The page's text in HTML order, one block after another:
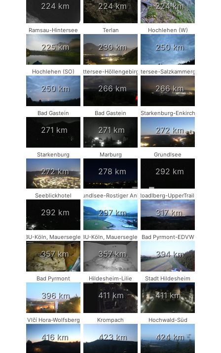
224 km 224 km 224 km
Ramsau-Hintersee
225 km
Terlan
230 km
Hochlehen (W)
250 km
Hochlehen (SO)
250 km
Attersee-Höllengebirge
266 km
Attersee-Salzkammergut
266 km
Bad Gastein
271 km
Bad Gastein
271 km
Starkenburg-Enkirch
272 km
Starkenburg
272 km
Marburg
278 km
Grundlsee
292 km
Seeblickhotel
292 km
Grundlsee-Rostiger Anker
297 km
Roadlberg-UpperTrails
317 km
NABU-Köln, Mauersegler #1
357 km
NABU-Köln, Mauersegler #2
357 km
Bad Pyrmont-EDVW
394 km
Bad Pyrmont
396 km
Hildesheim-Lilie
411 km
Stadt Hildesheim
411 km
Vlčí Hora-Wolfsberg
416 km
Krompach
423 km
Hochwald-Süd
424 km